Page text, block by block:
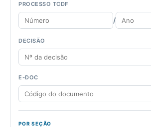
PROCESSO TCDF
/
DECISÃO
E-DOC
POR SEÇÃO